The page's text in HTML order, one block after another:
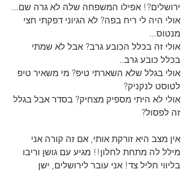
ירושלים?! אפילו המשפחה שלה לא גרה שם...
אולי היה לי ריח בפה? לא הגיוני דפקתי חצי
מנטוס...
אולי זה בכלל הכובע גרב? אבל לא שמתי
בכלל כובע גרב..
אולי בגלל שלא השארתי טיפ? מי משאיר טיפ
לטוסט לנקניק?
אולי לא היתי מספיק מצחיק? בסדר אבל בגלל
זה לפסול?
אין מצב היא זורקת אותי, אם זה קורה אני
מילל לה מתחת לחלון!! מגיע עם גושן וריבו
בליווי חליל צד! אני עובר לירושלים, ישן